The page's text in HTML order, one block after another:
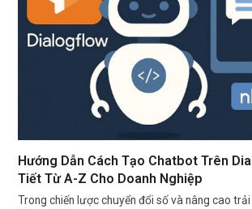
Hướng Dẫn Cách Tạo Chatbot Trên
Tiết Từ A-Z Cho Doanh Nghiệp
Trong chiến lược chuyển đổi số và nâng cao